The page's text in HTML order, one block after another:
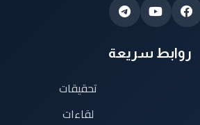
روابط سريعة
تحقيقات
لقاءات